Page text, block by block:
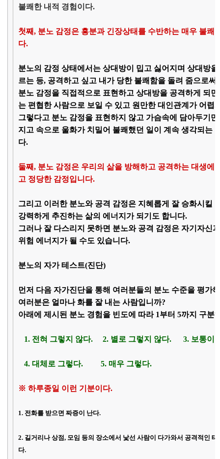
불쾌한 내적 경험이다.
첫째, 분노 감정은 흥분과 긴장상태를 수반하는 매우 불쾌
다.
분노의 감정 상태에서는 상대방이 밉고 싫어지며 상대방
르는 등, 공격하고 싶고 내가 당한 불쾌함을 돌려 줌으로써
분노 감정을 직접적으로 표현하고 상대방을 공격하게 되
는 편협한 사람으로 보일 수 있고 원만한 대인관계가 어렵
그렇다고 분노 감정을 표현하지 않고 가슴속에 담아두기
지고 속으로 울화가 치밀어 불쾌했던 일이 계속 생각되는
다.
둘째, 분노 감정은 우리의 삶을 방해하고 공격하는 대생에
고 정당한 감정입니다.
그리고 이러한 분노와 공격 감정은 지혜롭게 잘 승화시킬
강력하게 추진하는 삶의 에너지가 되기도 합니다.
그러나 잘 다스리지 못하면 분노와 공격 감정은 자기자신
위험 에너지가 될 수도 있습니다.
분노의 자가 테스트(진단)
먼저 다음 자가진단을 통해 여러분들의 분노 수준을 평가
여러분은 얼마나 화를 잘 내는 사람입니까?
아래에 제시된 분노 경험을 빈도에 따라 1부터 5까지 구분
1. 전혀 그렇지 않다. 2. 별로 그렇지 않다. 3. 보통이
4. 대체로 그렇다. 5. 매우 그렇다.
※ 하루종일 이런 기분이다.
1. 전화를 받으면 짜증이 난다.
2. 길거리나 상점, 모임 등의 장소에서 낯선 사람이 다가와서 공격적인
다.